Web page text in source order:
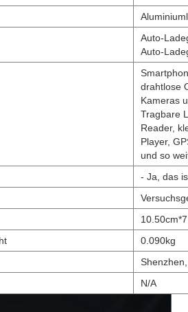
Auto-
Auto-
drahtlose
Kameras
Tragbare
Reader,
Player,
und so
- Ja, das
0.090kg
N/A